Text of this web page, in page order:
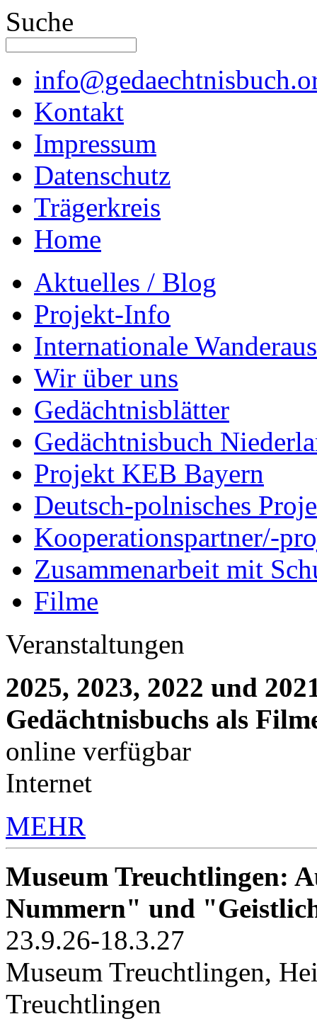
Suche
Kontakt
Impressum
Datenschutz
Trägerkreis
Home
Aktuelles / Blog
Projekt-Info
Internationale
Wir über uns
Gedächtnisblätter
Gedächtnisbuch
Projekt KEB Bayern
Deutsch-polnisches
Kooperationspartner/-
Zusammenarbeit mit
Filme
Veranstaltungen
2025, 2023, 2022 und
Gedächtnisbuchs als
online verfügbar
Internet
MEHR
Museum Treuchtlingen:
Nummern" und
23.9.26-18.3.27
Museum Treuchtlingen,
Treuchtlingen